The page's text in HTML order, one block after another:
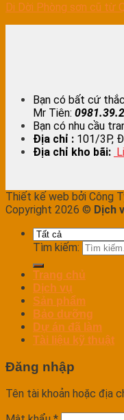
Di Dời Phòng sơn cũ từ
Bạn có bất cứ
Mr Tiên:
Bạn có nhu cầu
Địa chỉ : 101/3P,
Địa chỉ kho bãi:
Thiết kế web bởi Công
Copyright 2026 © Dịch
Tìm kiếm:
Trang chủ
Dịch vụ
Sản phẩm
Bảo dưỡng
Dự án đã làm
Tài liệu kỹ thuật
Đăng nhập
Tên tài khoản hoặc địa